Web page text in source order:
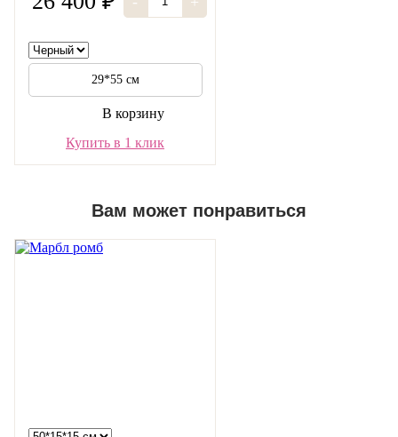
29*55 см
В корзину
Купить в 1 клик
Вам может понравиться